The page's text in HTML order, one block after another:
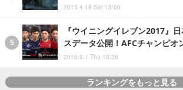
2015.4.18 Sat 15:00
『ウイニングイレブン2017』
スデータ公開！AFCチャンピオ
2016.9.1 Thu 18:36
ランキングをもっと見る